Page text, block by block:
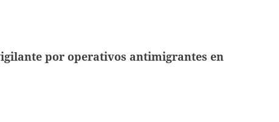
por operativos antimigrantes en